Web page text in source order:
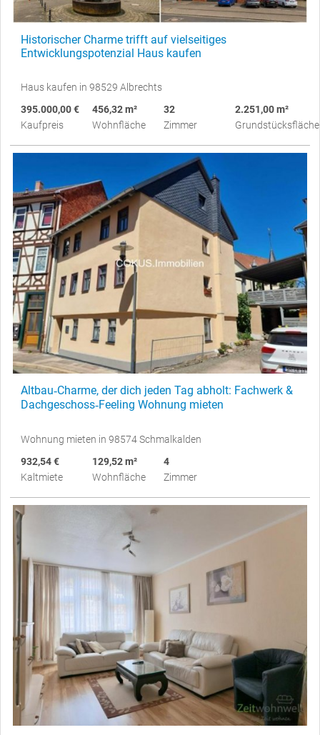
Historischer Charme trifft auf vielseitiges
Entwicklungspotenzial Haus kaufen
Haus kaufen in 98529 Albrechts
395.000,00 €
Kaufpreis
456,32 m²
Wohnfläche
32
Zimmer
2.251,00 m²
Grundstücksfläche
Altbau‑Charme, der dich jeden Tag abholt: Fachwerk &
Dachgeschoss‑Feeling Wohnung mieten
Wohnung mieten in 98574 Schmalkalden
932,54 €
Kaltmiete
129,52 m²
Wohnfläche
4
Zimmer